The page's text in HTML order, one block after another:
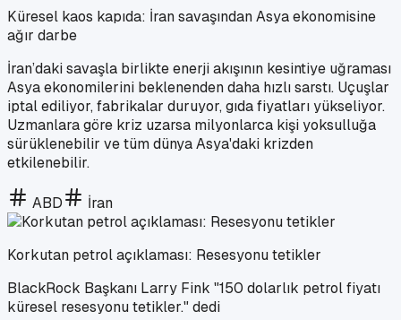
Küresel kaos kapıda: İran savaşından Asya ekonomisine
ağır darbe
İran’daki savaşla birlikte enerji akışının kesintiye uğraması
Asya ekonomilerini beklenenden daha hızlı sarstı. Uçuşlar
iptal ediliyor, fabrikalar duruyor, gıda fiyatları yükseliyor.
Uzmanlara göre kriz uzarsa milyonlarca kişi yoksulluğa
sürüklenebilir ve tüm dünya Asya'daki krizden
etkilenebilir.
ABD İran
Korkutan petrol açıklaması: Resesyonu tetikler
BlackRock Başkanı Larry Fink "150 dolarlık petrol fiyatı
küresel resesyonu tetikler." dedi